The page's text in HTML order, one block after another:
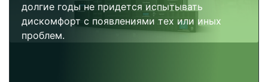
долгие годы не придется испытывать
дискомфорт с появлениями тех или иных
проблем.